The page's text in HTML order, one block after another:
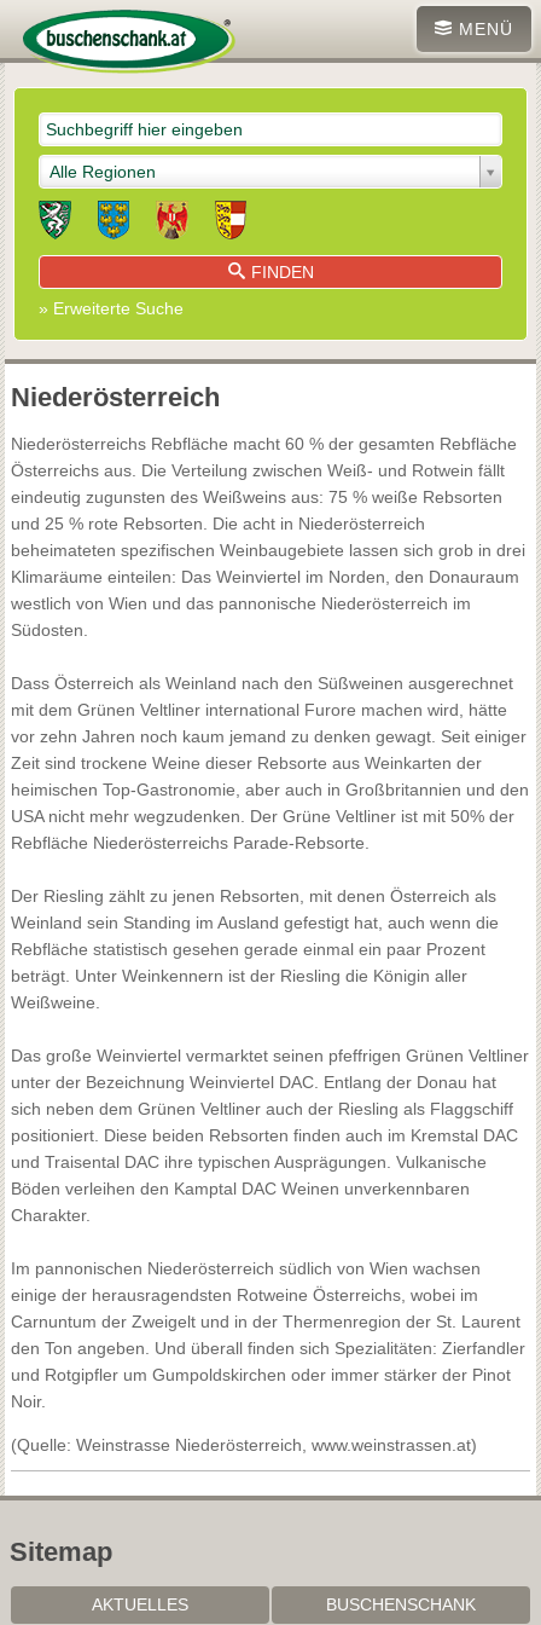
MENÜ
Alle Regionen
FINDEN
» Erweiterte Suche
Niederösterreich
Niederösterreichs Rebfläche macht 60 % der gesamten Rebfläche
Österreichs aus. Die Verteilung zwischen Weiß- und Rotwein fällt
eindeutig zugunsten des Weißweins aus: 75 % weiße Rebsorten
und 25 % rote Rebsorten. Die acht in Niederösterreich
beheimateten spezifischen Weinbaugebiete lassen sich grob in drei
Klimaräume einteilen: Das Weinviertel im Norden, den Donauraum
westlich von Wien und das pannonische Niederösterreich im
Südosten.
Dass Österreich als Weinland nach den Süßweinen ausgerechnet
mit dem Grünen Veltliner international Furore machen wird, hätte
vor zehn Jahren noch kaum jemand zu denken gewagt. Seit einiger
Zeit sind trockene Weine dieser Rebsorte aus Weinkarten der
heimischen Top-Gastronomie, aber auch in Großbritannien und den
USA nicht mehr wegzudenken. Der Grüne Veltliner ist mit 50% der
Rebfläche Niederösterreichs Parade-Rebsorte.
Der Riesling zählt zu jenen Rebsorten, mit denen Österreich als
Weinland sein Standing im Ausland gefestigt hat, auch wenn die
Rebfläche statistisch gesehen gerade einmal ein paar Prozent
beträgt. Unter Weinkennern ist der Riesling die Königin aller
Weißweine.
Das große Weinviertel vermarktet seinen pfeffrigen Grünen Veltliner
unter der Bezeichnung Weinviertel DAC. Entlang der Donau hat
sich neben dem Grünen Veltliner auch der Riesling als Flaggschiff
positioniert. Diese beiden Rebsorten finden auch im Kremstal DAC
und Traisental DAC ihre typischen Ausprägungen. Vulkanische
Böden verleihen den Kamptal DAC Weinen unverkennbaren
Charakter.
Im pannonischen Niederösterreich südlich von Wien wachsen
einige der herausragendsten Rotweine Österreichs, wobei im
Carnuntum der Zweigelt und in der Thermenregion der St. Laurent
den Ton angeben. Und überall finden sich Spezialitäten: Zierfandler
und Rotgipfler um Gumpoldskirchen oder immer stärker der Pinot
Noir.
(Quelle: Weinstrasse Niederösterreich, www.weinstrassen.at)
Sitemap
AKTUELLES BUSCHENSCHANK